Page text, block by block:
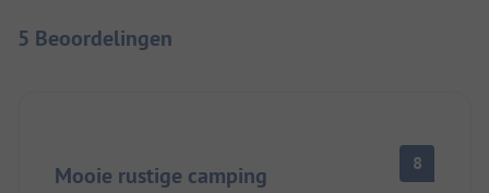
5 Beoordelingen
Mooie rustige camping 8